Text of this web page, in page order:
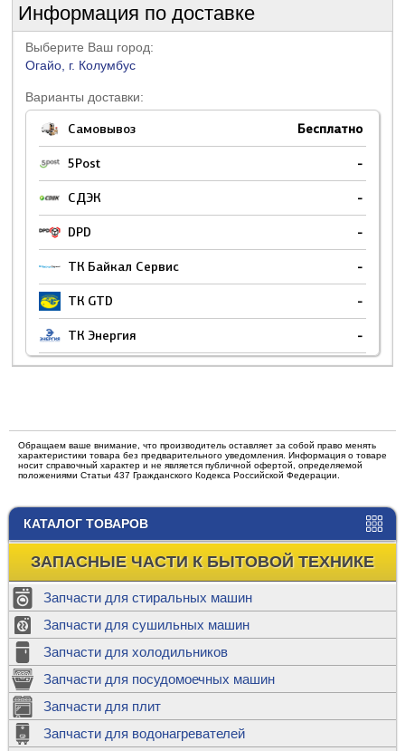
КАТАЛОГ ТОВАРОВ
ЗАПАСНЫЕ ЧАСТИ К БЫТОВОЙ ТЕХНИКЕ
Запчасти для стиральных машин
Запчасти для сушильных машин
Запчасти для холодильников
Запчасти для посудомоечных машин
Запчасти для плит
Запчасти для водонагревателей
Информация по доставке
Выберите Ваш город:
Огайо, г. Колумбус
Варианты доставки:
Самовывоз Бесплатно
5Post -
СДЭК -
DPD -
ТК Байкал Сервис -
ТК GTD -
ТК Энергия -
Обращаем ваше внимание, что производитель оставляет за собой право менять
характеристики товара без предварительного уведомления. Информация о товаре
носит справочный характер и не является публичной офертой, определяемой
положениями Статьи 437 Гражданского Кодекса Российской Федерации.